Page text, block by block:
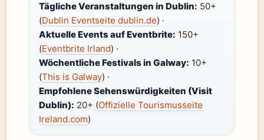
Tägliche Veranstaltungen in Dublin: 50+
(Dublin Eventseite dublin.de) ·
Aktuelle Events auf Eventbrite: 150+
(Eventbrite Irland) ·
Wöchentliche Festivals in Galway: 10+
(This is Galway) ·
Empfohlene Sehenswürdigkeiten (Visit
Dublin): 20+ (Offizielle Tourismusseite
Ireland.com)